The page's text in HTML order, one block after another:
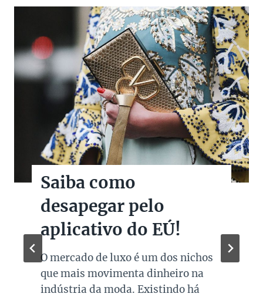
Saiba como
desapegar pelo
aplicativo do EÚ!
O mercado de luxo é um dos nichos
que mais movimenta dinheiro na
indústria da moda. Existindo há